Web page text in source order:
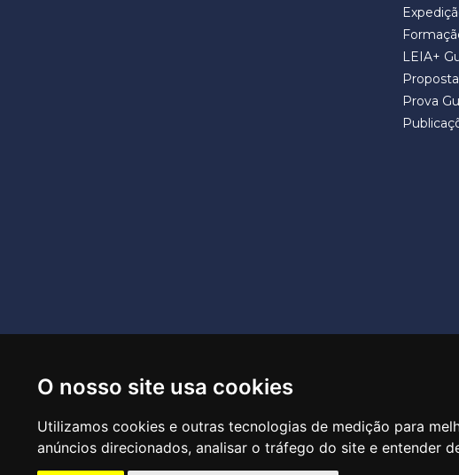
O nosso site usa cookies
Utilizamos cookies e outras tecnologias de medição para
anúncios direcionados, analisar o tráfego do site e entender
LEIA+
Prova
Rua